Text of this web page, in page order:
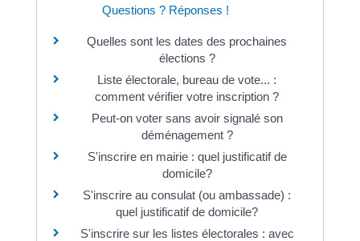
Questions ? Réponses !
Quelles sont les dates des prochaines
élections ?
Liste électorale, bureau de vote... :
comment vérifier votre inscription ?
Peut-on voter sans avoir signalé son
déménagement ?
S'inscrire en mairie : quel justificatif de
domicile?
S'inscrire au consulat (ou ambassade) :
quel justificatif de domicile?
S'inscrire sur les listes électorales : avec